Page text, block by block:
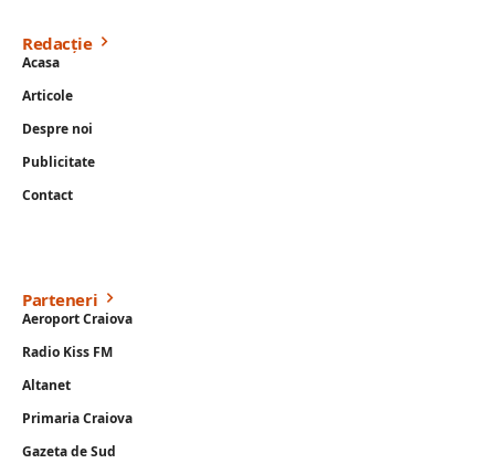
Redacție
Acasa
Articole
Despre noi
Publicitate
Contact
Parteneri
Aeroport Craiova
Radio Kiss FM
Altanet
Primaria Craiova
Gazeta de Sud